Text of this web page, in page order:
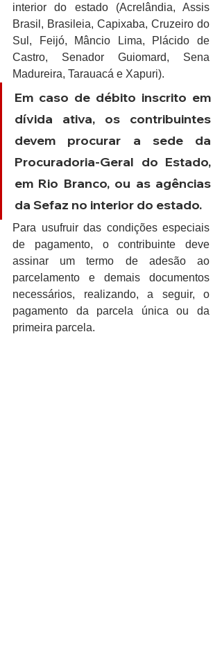
interior do estado (Acrelândia, Assis
Brasil, Brasileia, Capixaba, Cruzeiro do
Sul, Feijó, Mâncio Lima, Plácido de
Castro, Senador Guiomard, Sena
Madureira, Tarauacá e Xapuri).
Em caso de débito inscrito em
dívida ativa, os contribuintes
devem procurar a sede da
Procuradoria-Geral do Estado,
em Rio Branco, ou as agências
da Sefaz no interior do estado.
Para usufruir das condições especiais
de pagamento, o contribuinte deve
assinar um termo de adesão ao
parcelamento e demais documentos
necessários, realizando, a seguir, o
pagamento da parcela única ou da
primeira parcela.